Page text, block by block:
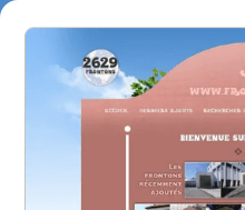
4784
frontones